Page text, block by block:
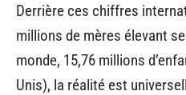
Derrière ces chiffres
millions de mères élevant
monde, 15,76 millions
Unis), la réalité est